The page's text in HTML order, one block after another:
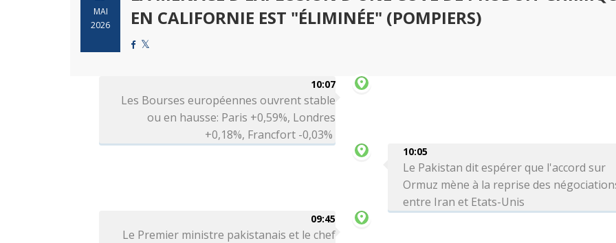
MAI
2026
EN CALIFORNIE EST "ÉLIMINÉE" (POMPIERS)
10:07
Les Bourses européennes ouvrent stable
ou en hausse: Paris +0,59%, Londres
+0,18%, Francfort -0,03%
10:05
Le Pakistan dit espérer que l'accord sur
Ormuz mène à la reprise des
entre Iran et Etats-Unis
09:45
Le Premier ministre pakistanais et le chef